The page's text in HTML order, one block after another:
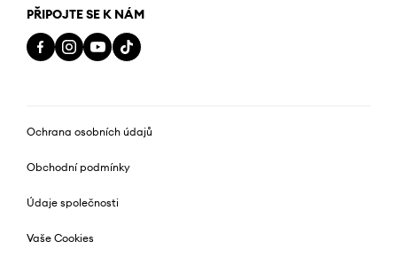
PŘIPOJTE SE K NÁM
Ochrana osobních údajů
Obchodní podmínky
Údaje společnosti
Vaše Cookies